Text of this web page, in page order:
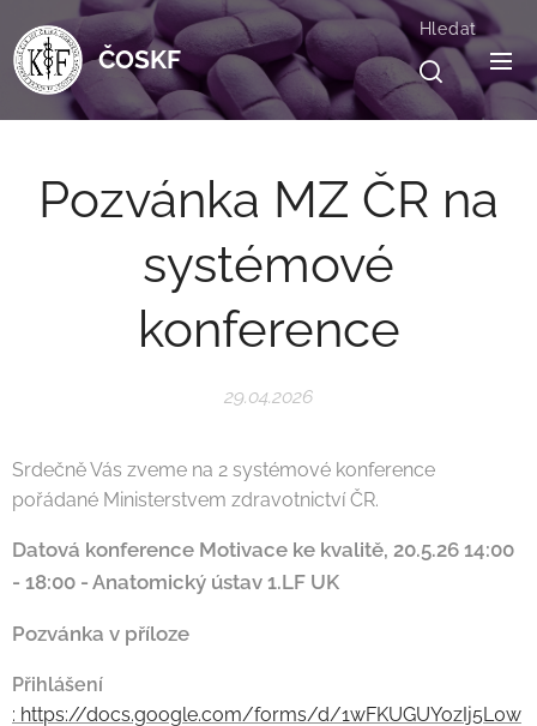
ČOSKF
Hledat
Pozvánka MZ ČR na
systémové
konference
29.04.2026
Srdečně Vás zveme na 2 systémové konference
pořádané Ministerstvem zdravotnictví ČR.
Datová konference Motivace ke kvalitě, 20.5.26 14:00
- 18:00 - Anatomický ústav 1.LF UK
Pozvánka v příloze
Přihlášení
: https://docs.google.com/forms/d/1wFKUGUYozIj5L0w